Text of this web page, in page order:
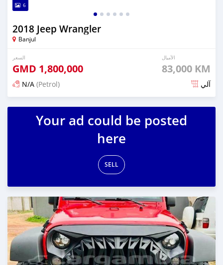
6
2018 Jeep Wrangler
Banjul
السعر
GMD 1,800,000
الأميال
83,000 KM
N/A (Petrol) آلي
تم النشر منذ 6 أشهر مضت
Your ad could be posted
here
SELL